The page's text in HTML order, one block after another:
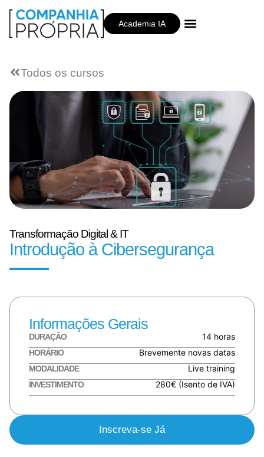
Academia IA
Todos os cursos
Transformação Digital & IT
Introdução à Cibersegurança
Informações Gerais
DURAÇÃO 14 horas
HORÁRIO Brevemente novas datas
MODALIDADE Live training
INVESTIMENTO 280€ (Isento de IVA)
Inscreva-se Já